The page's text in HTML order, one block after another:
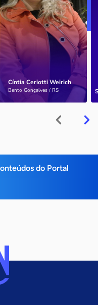
Cíntia Ceriotti Weirich
Bento Gonçalves / RS
do Portal